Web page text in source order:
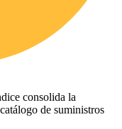
consolida la
de suministros